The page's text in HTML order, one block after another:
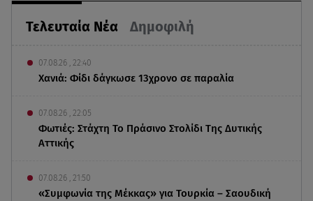
Τελευταία Νέα Δημοφιλή
07.08.26 , 22:40
Χανιά: Φίδι δάγκωσε 13χρονο σε παραλία
07.08.26 , 22:05
Φωτιές: Στάχτη Το Πράσινο Στολίδι Της Δυτικής
Αττικής
07.08.26 , 21:50
«Συμφωνία της Μέκκας» για Τουρκία – Σαουδική